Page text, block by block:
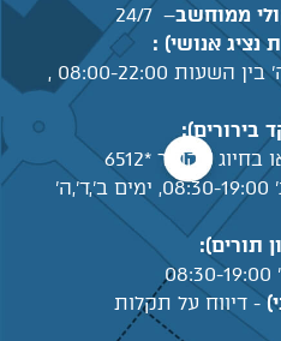
ממוחשב– 24/7
נציג אנושי) :
ימים א'-ה' בין השעות 08:00-22:00 ,
בירורים):
ימים א', ג' 08:30-19:00, ימים ב',ד',ה'
תורים):
- דיווח על תקלות